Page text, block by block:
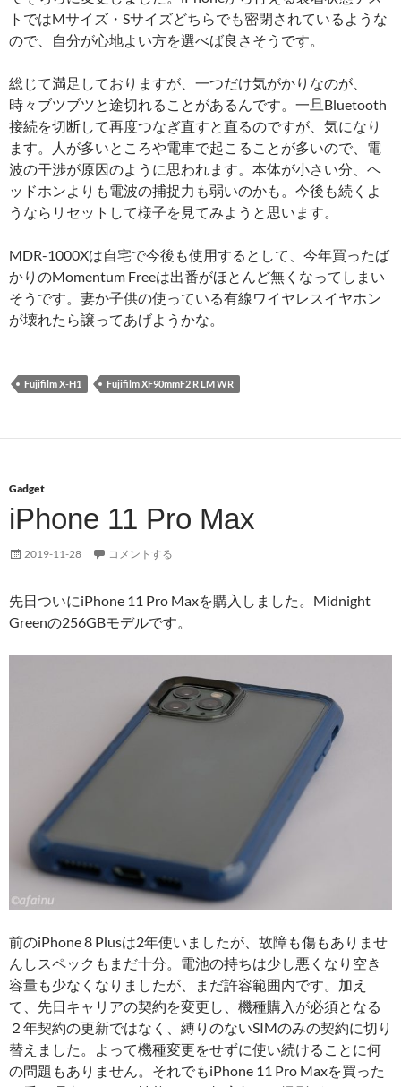
トではMサイズ・Sサイズどちらでも密閉されているような
ので、自分が心地よい方を選べば良さそうです。
総じて満足しておりますが、一つだけ気がかりなのが、
時々ブツブツと途切れることがあるんです。一旦Bluetooth
接続を切断して再度つなぎ直すと直るのですが、気になり
ます。人が多いところや電車で起こることが多いので、電
波の干渉が原因のように思われます。本体が小さい分、ヘ
ッドホンよりも電波の捕捉力も弱いのかも。今後も続くよ
うならリセットして様子を見てみようと思います。
MDR-1000Xは自宅で今後も使用するとして、今年買ったば
かりのMomentum Freeは出番がほとんど無くなってしまい
そうです。妻か子供の使っている有線ワイヤレスイヤホン
が壊れたら譲ってあげようかな。
Fujifilm X-H1 Fujifilm XF90mmF2 R LM WR
Gadget
iPhone 11 Pro Max
2019-11-28 コメントする
先日ついにiPhone 11 Pro Maxを購入しました。Midnight
Greenの256GBモデルです。
前のiPhone 8 Plusは2年使いましたが、故障も傷もありませ
んしスペックもまだ十分。電池の持ちは少し悪くなり空き
容量も少なくなりましたが、まだ許容範囲内です。加え
て、先日キャリアの契約を変更し、機種購入が必須となる
２年契約の更新ではなく、縛りのないSIMのみの契約に切り
替えました。よって機種変更をせずに使い続けることに何
の問題もありません。それでもiPhone 11 Pro Maxを買った